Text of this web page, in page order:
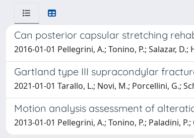
Can posterior capsular stretching
2016-01-01 Pellegrini, A.; Tonino, P.; Salazar,
Gartland type III supracondylar
2021-01-01 Tarallo, L.; Novi, M.; Porcellini, G.;
Motion analysis assessment of
2013-01-01 Pellegrini, A.; Tonino, P.; Paladini,